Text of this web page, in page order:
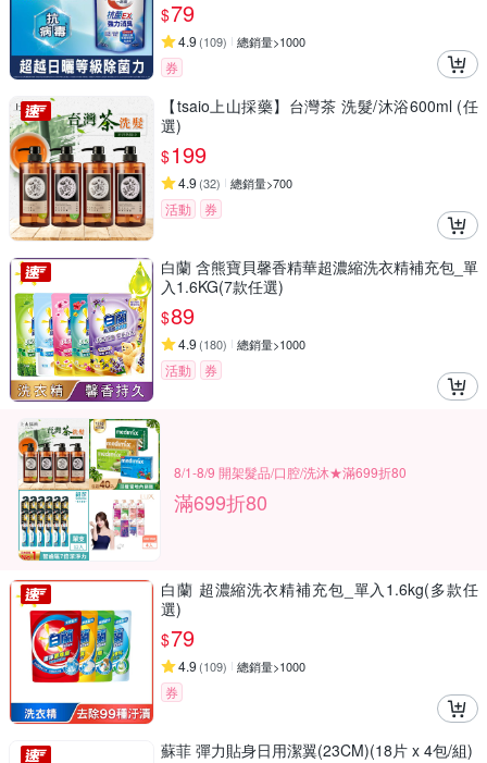
$79
4.9 (109) 總銷量>1000
券
【tsaio上山採藥】台灣茶 洗髮/沐浴600ml (任
選)
$199
4.9 (32) 總銷量>700
活動 券
白蘭 含熊寶貝馨香精華超濃縮洗衣精補充包_單
入1.6KG(7款任選)
$89
4.9 (180) 總銷量>1000
活動 券
8/1-8/9 開架髮品/口腔/洗沐★滿699折80
滿699折80
白蘭 超濃縮洗衣精補充包_單入1.6kg(多款任
選)
$79
4.9 (109) 總銷量>1000
券
蘇菲 彈力貼身日用潔翼(23CM)(18片 x 4包/組)